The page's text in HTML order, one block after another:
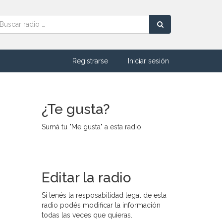
Registrarse Iniciar sesión
¿Te gusta?
Sumá tu "Me gusta" a esta radio.
Editar la radio
Si tenés la resposabilidad legal de esta
radio podés modificar la información
todas las veces que quieras.